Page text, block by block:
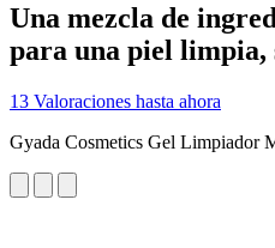
Una mezcla de
para una piel limpia,
13 Valoraciones hasta ahora
Gyada Cosmetics Gel Limpiador